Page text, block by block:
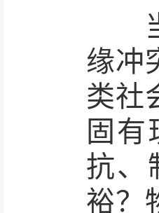
当
缘冲
类社
固有
抗、
裕？